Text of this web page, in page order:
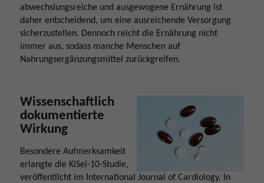
abwechslungsreiche und ausgewogene Ernährung ist
daher entscheidend, um eine ausreichende Versorgung
sicherzustellen. Dennoch reicht die Ernährung nicht
immer aus, sodass manche Menschen auf
Nahrungsergänzungsmittel zurückgreifen.
Wissenschaftlich
dokumentierte
Wirkung
Besondere Aufmerksamkeit
erlangte die KiSel-10-Studie,
veröffentlicht im International Journal of Cardiology. In